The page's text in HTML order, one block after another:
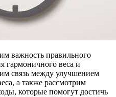
важность правильного
гармоничного веса и
связь между улучшением
а также рассмотрим
которые помогут достичь